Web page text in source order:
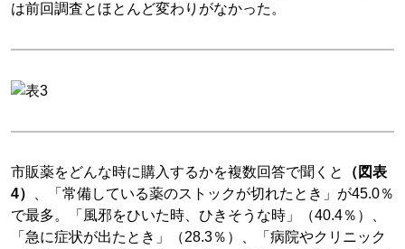
は前回調査とほとんど変わりがなかった。
市販薬をどんな時に購入するかを複数回答で聞くと
（図表
4）
、「常備している薬のストックが切れたとき」が45.0％
で最多。「風邪をひいた時、ひきそうな時」（40.4％）、
「急に症状が出たとき」（28.3％）、「病院やクリニック